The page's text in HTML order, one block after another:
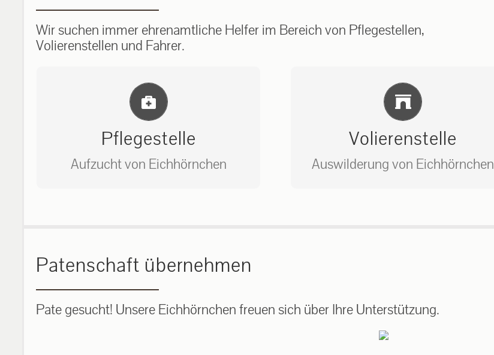
Wir suchen immer ehrenamtliche Helfer im Bereich von Pflegestellen,
Volierenstellen und Fahrer.
Pflegestelle
Aufzucht von Eichhörnchen
Einlernung und Infos
Volierenstelle
Auswilderung von Eichhörnchen
Einlernung und Infos
Patenschaft übernehmen
Pate gesucht! Unsere Eichhörnchen freuen sich über Ihre Unterstützung.